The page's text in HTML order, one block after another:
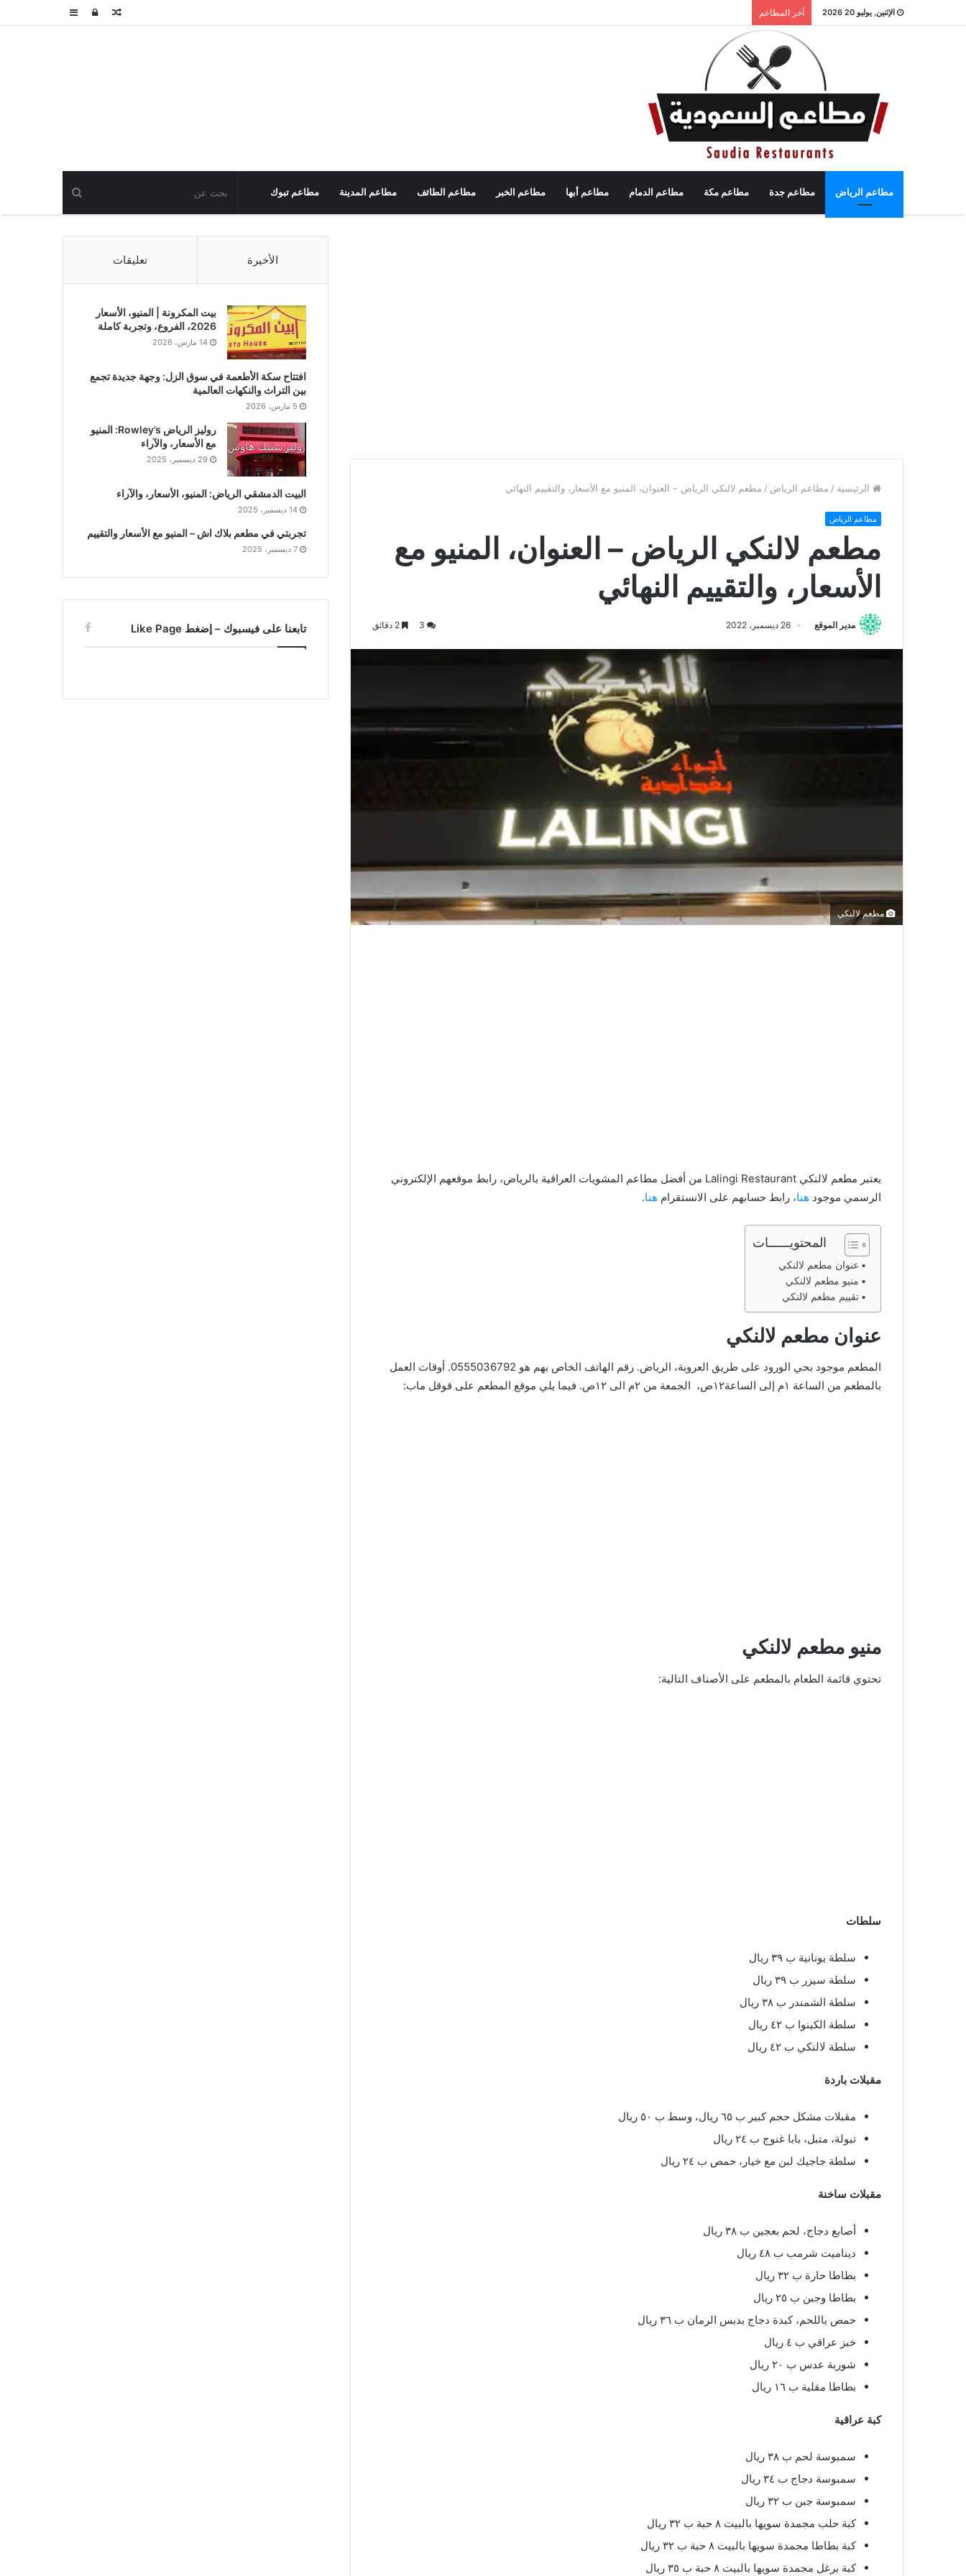
الإثنين, يوليو 20 2026 آخر المطاعم عمودتسجيلمقال
مطاعم الرياض مطاعم جدة مطاعم مكة مطاعم الدمام مطاعم أبها مطاعم الخبر مطاعم الطائف مطاعم المدينة مطاعم تبوك
الرئيسية / مطاعم الرياض / مطعم لالنكي الرياض – العنوان، المنيو مع الأسعار، والتقييم النهائي
مطاعم الرياض
مطعم لالنكي الرياض – العنوان، المنيو مع
الأسعار، والتقييم النهائي
مدير الموقع 26 ديسمبر، 2022
مطعم لالنكي
يعتبر مطعم لالنكي Lalingi Restaurant من أفضل مطاعم المشويات العراقية بالرياض، رابط موقعهم الإلكتروني
الرسمي موجود هنا، رابط حسابهم على الانستقرام هنا.
المحتويــــــات
عنوان مطعم لالنكي
منيو مطعم لالنكي
تقييم مطعم لالنكي
عنوان مطعم لالنكي
المطعم موجود بحي الورود على طريق العروبة، الرياض. رقم الهاتف الخاص بهم هو 0555036792. أوقات العمل
بالمطعم من الساعة ١م إلى الساعة١٢ص، الجمعة من ٢م الى ١٢ص. فيما يلي موقع المطعم على قوقل ماب:
منيو مطعم لالنكي
تحتوي قائمة الطعام بالمطعم على الأصناف التالية:
سلطات
سلطة يونانية ب ٣٩ ريال
سلطة سيزر ب ٣٩ ريال
سلطة الشمندر ب ٣٨ ريال
سلطة الكينوا ب ٤٢ ريال
سلطة لالنكي ب ٤٢ ريال
مقبلات باردة
مقبلات مشكل حجم كبير ب ٦٥ ريال، وسط ب ٥٠ ريال
تبولة، متبل، بابا غنوج ب ٢٤ ريال
سلطة جاجيك لبن مع خيار، حمص ب ٢٤ ريال
مقبلات ساخنة
أصابع دجاج، لحم بعجين ب ٣٨ ريال
ديناميت شرمب ب ٤٨ ريال
بطاطا حارة ب ٣٢ ريال
بطاطا وجبن ب ٢٥ ريال
حمص باللحم، كبدة دجاج بدبس الرمان ب ٣٦ ريال
خبز عراقي ب ٤ ريال
شوربة عدس ب ٢٠ ريال
بطاطا مقلية ب ١٦ ريال
كبة عراقية
سمبوسة لحم ب ٣٨ ريال
سمبوسة دجاج ب ٣٤ ريال
سمبوسة جبن ب ٣٢ ريال
كبة حلب مجمدة سويها بالبيت ٨ حبة ب ٣٢ ريال
كبة بطاطا مجمدة سويها بالبيت ٨ حبة ب ٣٢ ريال
كبة برغل مجمدة سويها بالبيت ٨ حبة ب ٣٥ ريال
الأخيرة تعليقات
بيت المكرونة | المنيو، الأسعار
2026، الفروع، وتجربة كاملة
14 مارس، 2026
افتتاح سكة الأطعمة في سوق الزل: وجهة جديدة تجمع
بين التراث والنكهات العالمية
5 مارس، 2026
روليز الرياض Rowley’s: المنيو
مع الأسعار، والآراء
29 ديسمبر، 2025
البيت الدمشقي الرياض: المنيو، الأسعار، والآراء
14 ديسمبر، 2025
تجربتي في مطعم بلاك اش – المنيو مع الأسعار والتقييم
7 ديسمبر، 2025
تابعنا على فيسبوك – إضغط Like Page